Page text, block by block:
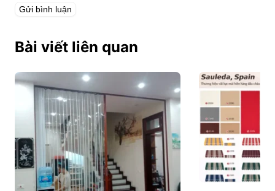
Bài viết liên quan